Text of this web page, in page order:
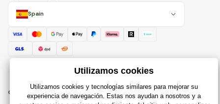
Spain
© 2018 - 2026 Raijuguetes.es, Todos los derechos reservados